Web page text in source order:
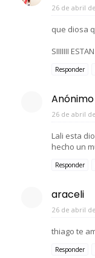
26 de abril
que diosa
SIIIIIII
Responder
Anónimo
26 de abril
Lali esta
hecho un
Responder
araceli
26 de abril
thiago te
Responder